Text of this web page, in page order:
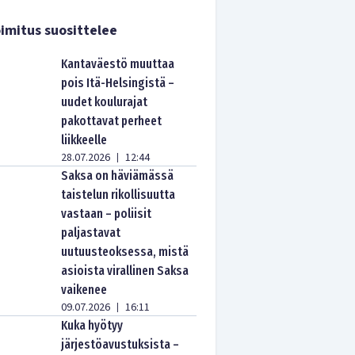
suosittelee
Kantaväestö muuttaa
pois Itä-Helsingistä –
uudet koulurajat
pakottavat perheet
liikkeelle
28.07.2026 | 12:44
Saksa on häviämässä
taistelun rikollisuutta
vastaan – poliisit
paljastavat
uutuusteoksessa, mistä
asioista virallinen Saksa
vaikenee
09.07.2026 | 16:11
Kuka hyötyy
järjestöavustuksista –